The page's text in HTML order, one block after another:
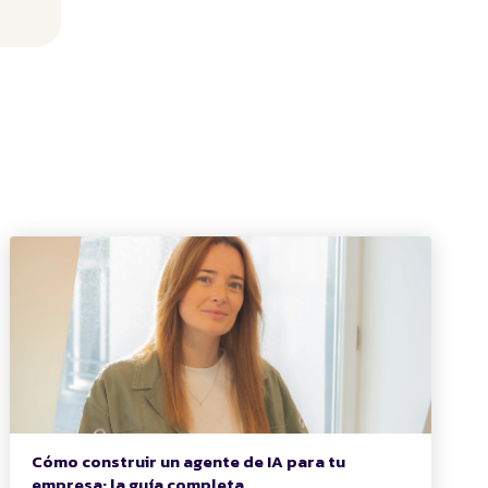
Cómo construir un agente de IA para tu